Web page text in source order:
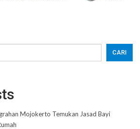
CARI
Mojokerto Temukan Jasad Bayi